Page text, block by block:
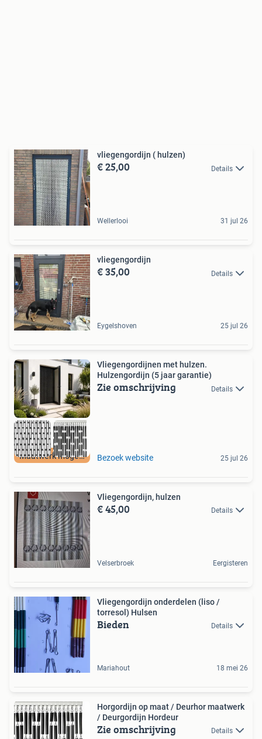
vliegengordijn ( hulzen)
€ 25,00 Details
Wellerlooi 31 jul 26
vliegengordijn
€ 35,00 Details
Eygelshoven 25 jul 26
Maatwerk mogelijk
Vliegengordijnen met hulzen.
Hulzengordijn (5 jaar garantie)
Zie omschrijving Details
Bezoek website 25 jul 26
Vliegengordijn, hulzen
€ 45,00 Details
Velserbroek Eergisteren
Vliegengordijn onderdelen (liso /
torresol) Hulsen
Bieden Details
Mariahout 18 mei 26
Horgordijn op maat / Deurhor maatwerk
/ Deurgordijn Hordeur
Zie omschrijving Details